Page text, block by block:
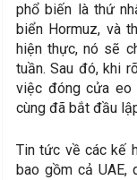
phổ biến là thứ
biển Hormuz, và
hiện thực, nó sẽ
tuần. Sau đó, khi
việc đóng cửa eo
cùng đã bắt đầu
Tin tức về các kế
bao gồm cả UAE,